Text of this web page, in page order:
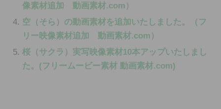
像素材追加 動画素材.com）
空（そら）の動画素材を追加いたしました。（フ
リー映像素材追加 動画素材.com）
桜（サクラ）実写映像素材10本アップいたしまし
た。(フリームービー素材 動画素材.com)